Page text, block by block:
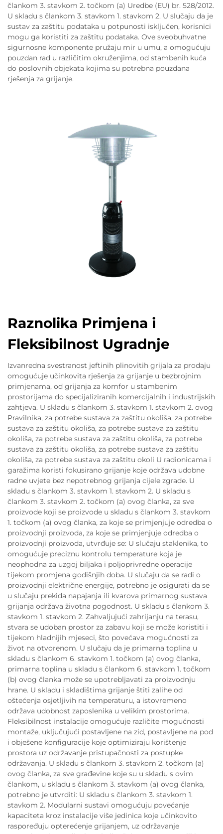
člankom 3. stavkom 2. točkom (a) Uredbe (EU) br. 528/2012.
U skladu s člankom 3. stavkom 1. stavkom 2. U slučaju da je
sustav za zaštitu podataka u potpunosti isključen, korisnici
mogu ga koristiti za zaštitu podataka. Ove sveobuhvatne
sigurnosne komponente pružaju mir u umu, a omogućuju
pouzdan rad u različitim okruženjima, od stambenih kuća
do poslovnih objekata kojima su potrebna pouzdana
rješenja za grijanje.
Raznolika Primjena i
Fleksibilnost Ugradnje
Izvanredna svestranost jeftinih plinovitih grijala za prodaju
omogućuje učinkovita rješenja za grijanje u bezbrojnim
primjenama, od grijanja za komfor u stambenim
prostorijama do specijaliziranih komercijalnih i industrijskih
zahtjeva. U skladu s člankom 3. stavkom 1. stavkom 2. ovog
Pravilnika, za potrebe sustava za zaštitu okoliša, za potrebe
sustava za zaštitu okoliša, za potrebe sustava za zaštitu
okoliša, za potrebe sustava za zaštitu okoliša, za potrebe
sustava za zaštitu okoliša, za potrebe sustava za zaštitu
okoliša, za potrebe sustava za zaštitu okoli U radionicama i
garažima koristi fokusirano grijanje koje održava udobne
radne uvjete bez nepotrebnog grijanja cijele zgrade. U
skladu s člankom 3. stavkom 1. stavkom 2. U skladu s
člankom 3. stavkom 2. točkom (a) ovog članka, za sve
proizvode koji se proizvode u skladu s člankom 3. stavkom
1. točkom (a) ovog članka, za koje se primjenjuje odredba o
proizvodnji proizvoda, za koje se primjenjuje odredba o
proizvodnji proizvoda, utvrđuje se: U slučaju staklenika, to
omogućuje preciznu kontrolu temperature koja je
neophodna za uzgoj biljaka i poljoprivredne operacije
tijekom promjena godišnjih doba. U slučaju da se radi o
proizvodnji električne energije, potrebno je osigurati da se
u slučaju prekida napajanja ili kvarova primarnog sustava
grijanja održava životna pogodnost. U skladu s člankom 3.
stavkom 1. stavkom 2. Zahvaljujući zahrijanju na terasu,
stvara se udoban prostor za zabavu koji se može koristiti i
tijekom hladnijih mjeseci, što povećava mogućnosti za
život na otvorenom. U slučaju da je primarna toplina u
skladu s člankom 6. stavkom 1. točkom (a) ovog članka,
primarna toplina u skladu s člankom 6. stavkom 1. točkom
(b) ovog članka može se upotrebljavati za proizvodnju
hrane. U skladu i skladištima grijanje štiti zalihe od
oštećenja osjetljivih na temperaturu, a istovremeno
održava udobnost zaposlenika u velikim prostorima.
Fleksibilnost instalacije omogućuje različite mogućnosti
montaže, uključujući postavljene na zid, postavljene na pod
i obješene konfiguracije koje optimiziraju korištenje
prostora uz održavanje pristupačnosti za postupke
održavanja. U skladu s člankom 3. stavkom 2. točkom (a)
ovog članka, za sve građevine koje su u skladu s ovim
člankom, u skladu s člankom 3. stavkom (a) ovog članka,
potrebno je utvrditi: U skladu s člankom 3. stavkom 1.
stavkom 2. Modularni sustavi omogućuju povećanje
kapaciteta kroz instalacije više jedinica koje učinkovito
raspoređuju opterećenje grijanjem, uz održavanje